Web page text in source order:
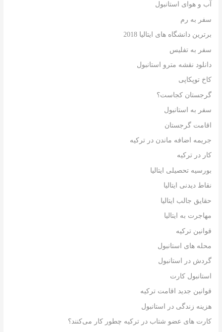
آب و هوای استانبول
سفر به رم
برترین دانشگاه های ایتالیا 2018
سفر به تفلیس
دانلود نقشه مترو استانبول
کاخ توپکاپی
گرجستان کجاست؟
سفر به استانبول
اقامت گرجستان
جریمه اضافه ماندن در ترکیه
کار در ترکیه
بورسیه تحصیلی ایتالیا
نقاط دیدنی ایتالیا
حقایق جالب ایتالیا
مهاجرت به ایتالیا
قوانین ترکیه
محله های استانبول
گردش در استانبول
استانبول کارت
قوانین جدید اقامت ترکیه
هزینه زندگی در استانبول
کارت های عضو شتاب در ترکیه چطور کار می‌کنند؟